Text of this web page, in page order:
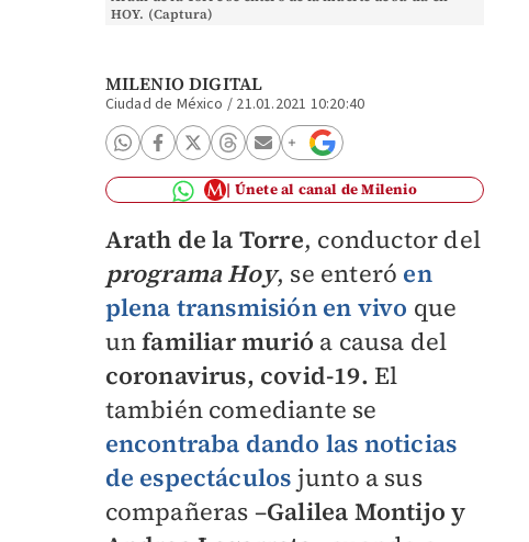
HOY. (Captura)
MILENIO DIGITAL
Ciudad de México / 21.01.2021 10:20:40
Únete al canal de Milenio
Arath de la Torre, conductor del
programa Hoy, se enteró en
plena transmisión en vivo que
unfamiliar murió a causa del
coronavirus, covid-19.El
también comediante se
encontraba dando las noticias
de espectáculos junto a sus
compañeras –Galilea Montijo y